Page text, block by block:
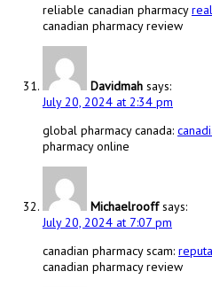
reliable canadian pharmacy
canadian pharmacy review
Davidmah says:
July 20, 2024 at 2:34 pm
global pharmacy canada:
pharmacy online
Michaelrooff says:
July 20, 2024 at 7:07 pm
canadian pharmacy scam:
canadian pharmacy review